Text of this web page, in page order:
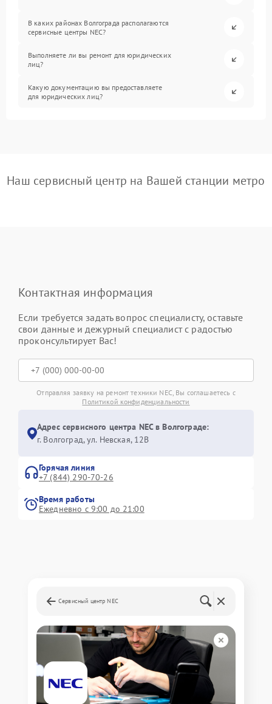
В каких районах Волгограда располагаются
сервисные центры NEC?
Выполняете ли вы ремонт для юридических
лиц?
Какую документацию вы предоставляете
для юридических лиц?
Наш сервисный центр на Вашей станции метро
Контактная информация
Если требуется задать вопрос специалисту, оставьте
свои данные и дежурный специалист с радостью
проконсультирует Вас!
Отправляя заявку на ремонт техники NEC, Вы соглашаетесь с
Политикой конфиденциальности
Адрес сервисного центра NEC в Волгограде:
г. Волгоград, ул. Невская, 12В
Горячая линия
+7 (844) 290-70-26
Время работы
Ежедневно с 9:00 до 21:00
Сервисный центр NEC